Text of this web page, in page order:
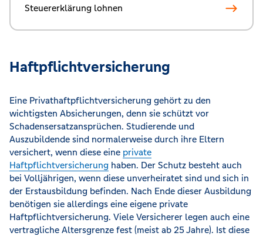
Steuererklärung lohnen
Haftpflichtversicherung
Eine Privathaftpflichtversicherung gehört zu den
wichtigsten Absicherungen, denn sie schützt vor
Schadensersatzansprüchen. Studierende und
Auszubildende sind normalerweise durch ihre Eltern
versichert, wenn diese eine private
Haftpflichtversicherung haben. Der Schutz besteht auch
bei Volljährigen, wenn diese unverheiratet sind und sich in
der Erstausbildung befinden. Nach Ende dieser Ausbildung
benötigen sie allerdings eine eigene private
Haftpflichtversicherung. Viele Versicherer legen auch eine
vertragliche Altersgrenze fest (meist ab 25 Jahre). Ist diese